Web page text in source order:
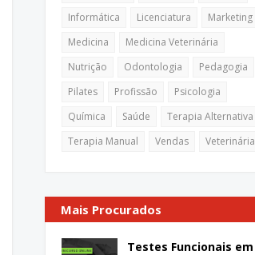
Informática
Licenciatura
Marketing
Medicina
Medicina Veterinária
Nutrição
Odontologia
Pedagogia
Pilates
Profissão
Psicologia
Química
Saúde
Terapia Alternativa
Terapia Manual
Vendas Veterinária
Mais Procurados
Testes Funcionais em